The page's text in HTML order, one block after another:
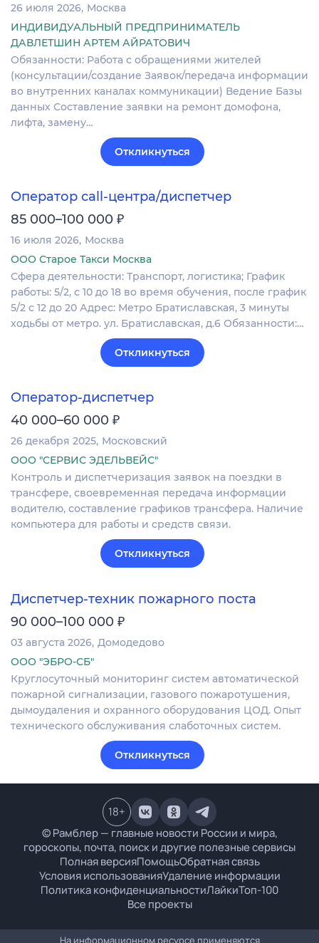
26 июля 2026 Москва
ИНДИВИДУАЛЬНЫЙ ПРЕДПРИНИМАТЕЛЬ
ДАВЛЕТШИН АРТЕМ АЙРАТОВИЧ
Обязанности: Работа с обращениями жителей
(консультации/создание Заявок/передача информации
во внутренних каналах коммуникации) Ведение Базы
данных Составление заявки на ремонт домофона,
лифта, замену…
Откликнуться
Оператор call-центра/диспетчер
85 000–100 000 ₽
16 июля 2026 Москва
ООО Старое Такси Москва
Сфера деятельности: Транспорт, логистика; График
работы: 5/2, с 10 до 18 во время обучения, после график
5/2 с 12 до 20 Адрес: Метро Братиславская, 3 минуты
ходьбы от метро. ул. Братиславская, д.6 Обязанности:…
Откликнуться
Оператор-диспетчер
40 000–60 000 ₽
26 декабря 2025 Московский
ООО "СЕРВИС ЭДЕЛЬВЕЙС"
Контроль и диспетчеризация заявок на поездки в
трансфере, своевременная передача информации
водителю, составление графиков трансфера. Наличие
компьютера для работы и средств связи.
Откликнуться
Диспетчер-техник пожарного поста
90 000–100 000 ₽
03 августа 2026 Домодедово
ООО "ЭБРО-СБ"
Круглосуточный мониторинг систем автоматической
пожарной сигнализации, газового пожаротушения,
дымоудаления и охранного оборудования ЦОД. Опыт
технического обслуживания слаботочных систем.
Откликнуться
© Рамблер — главные новости России и мира,
гороскопы, почта, поиск и другие полезные сервисы
Полная версияПомощьОбратная связь
Условия использованияУдаление информации
Политика конфиденциальностиЛайкиТоп-100
Все проекты
18+
На информационном ресурсе применяются